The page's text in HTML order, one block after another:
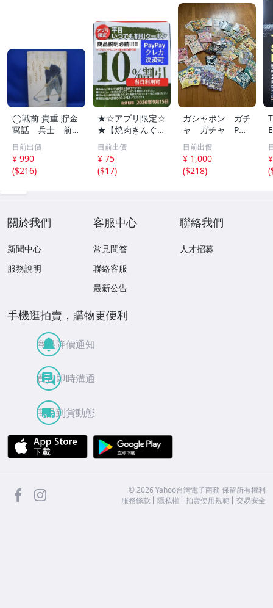
◯戦前 貴重 貯金
寓話 兵士 前
線 昭和１４年
非売品 貯金局 古
い 昭和 レトロ ア
ンティーク ヴィ
目前出價
¥ 990
($216)
★☆アプリ限定☆
★【焼肉きんぐ】
平日いつでもクー
ポン 10%割引券
9月15日まで Pay
Pay・クレカ決済
目前出價
¥ 75
($17)
ガシャポン ガチ
ャ ガチャ POP
ポップ 台紙
非売品 まとめ
て アンパンマ
ン ポケモン ガ
目前出價
¥ 1,000
($218)
(
關於我們
新聞中心
服務說明
客服中心
常見問答
聯絡客服
最新公告
聯絡我們
人才招募
手機逛拍賣，購物更便利
商品降價通知
買賣即時溝通
商品到貨動態
APP Store
facebook ©2026 Yahoo台灣電子商務 保留所有權利
服務條款
隱私權 拍賣使用規範 交易安全